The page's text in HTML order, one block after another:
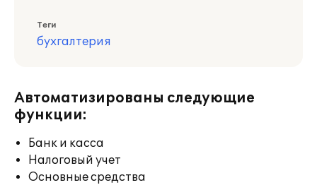
Теги
бухгалтерия
Автоматизированы следующие
функции:
Банк и касса
Налоговый учет
Основные средства